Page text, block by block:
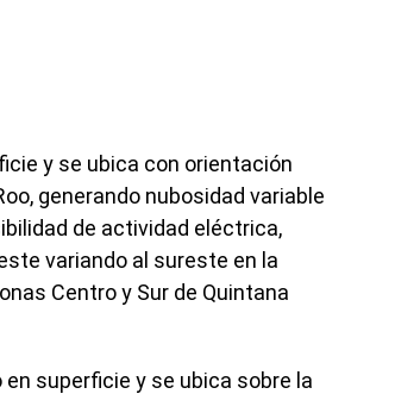
y se ubica con orientación
generando nubosidad variable
de actividad eléctrica,
variando al sureste en la
Centro y Sur de Quintana
superficie y se ubica sobre la